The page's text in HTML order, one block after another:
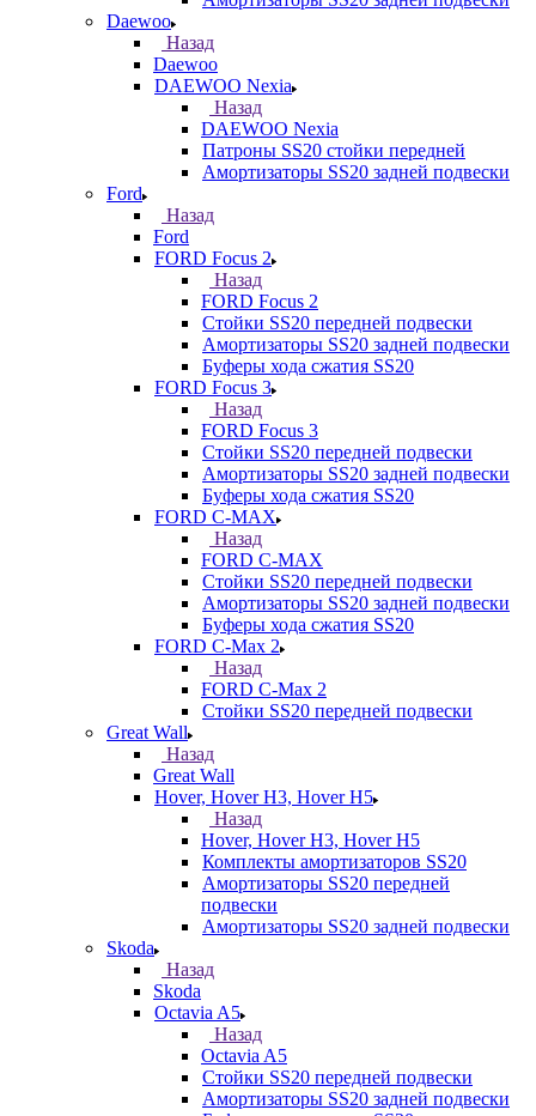
Daewoo
Назад
Daewoo
DAEWOO Nexia
Назад
DAEWOO Nexia
Патроны SS20 стойки передней
Амортизаторы SS20 задней подвески
Ford
Назад
Ford
FORD Focus 2
Назад
FORD Focus 2
Стойки SS20 передней подвески
Амортизаторы SS20 задней подвески
Буферы хода сжатия SS20
FORD Focus 3
Назад
FORD Focus 3
Стойки SS20 передней подвески
Амортизаторы SS20 задней подвески
Буферы хода сжатия SS20
FORD С-MAX
Назад
FORD С-MAX
Стойки SS20 передней подвески
Амортизаторы SS20 задней подвески
Буферы хода сжатия SS20
FORD C-Max 2
Назад
FORD C-Max 2
Стойки SS20 передней подвески
Great Wall
Назад
Great Wall
Hover, Hover H3, Hover H5
Назад
Hover, Hover H3, Hover H5
Комплекты амортизаторов SS20
Амортизаторы SS20 передней
подвески
Амортизаторы SS20 задней подвески
Skoda
Назад
Skoda
Octavia A5
Назад
Octavia A5
Стойки SS20 передней подвески
Амортизаторы SS20 задней подвески